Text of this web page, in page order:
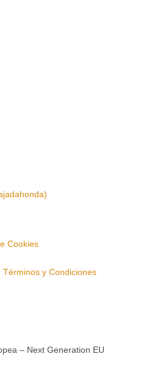
Cookies
Términos y Condiciones
– Next Generation EU